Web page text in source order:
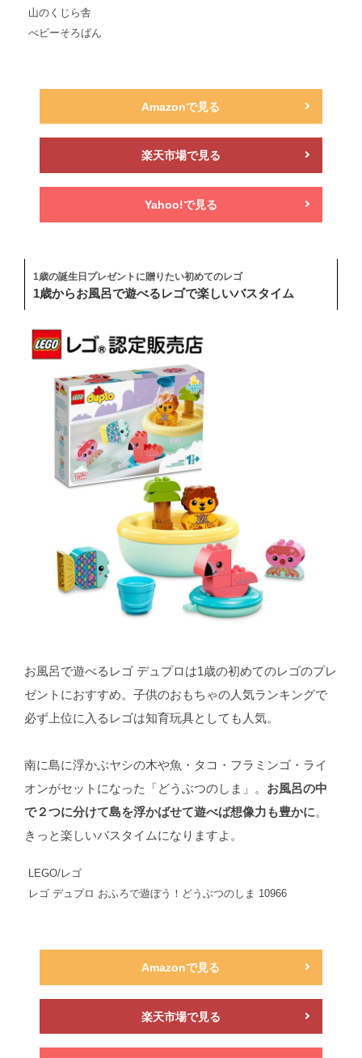
山のくじら舎
べビーそろばん
Amazonで見る
楽天市場で見る
Yahoo!で見る
1歳の誕生日プレゼントに贈りたい初めてのレゴ
1歳からお風呂で遊べるレゴで楽しいバスタイム
お風呂で遊べるレゴ デュプロは1歳の初めてのレゴのプレ
ゼントにおすすめ。子供のおもちゃの人気ランキングで
必ず上位に入るレゴは知育玩具としても人気。
南に島に浮かぶヤシの木や魚・タコ・フラミンゴ・ライ
オンがセットになった「どうぶつのしま」。 お風呂の中
で２つに分けて島を浮かばせて遊べば想像力も豊かに。
きっと楽しいバスタイムになりますよ。
LEGO/レゴ
レゴ デュプロ おふろで遊ぼう！どうぶつのしま 10966
Amazonで見る
楽天市場で見る